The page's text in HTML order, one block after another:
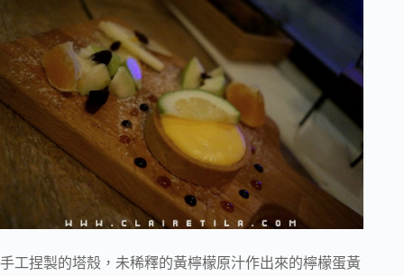
手工捏製的塔殼，未稀釋的黃檸檬原汁作出來的檸檬蛋黃